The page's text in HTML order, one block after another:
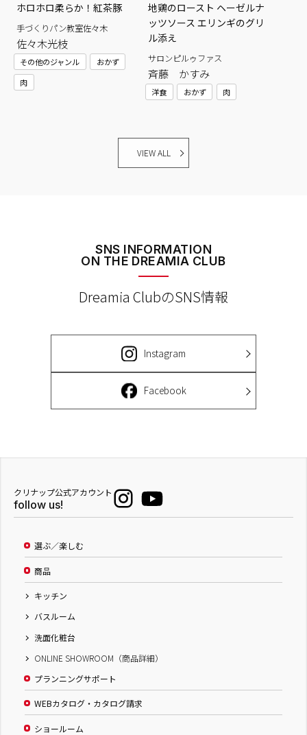
ホロホロ柔らか！紅茶豚
手づくりパン教室佐々木
佐々木光枝
その他のジャンル
おかず
肉
地鶏のロースト ヘーゼルナ
ッツソース エリンギのグリ
ル添え
サロンピルゥファス
斉藤 かすみ
洋食 おかず 肉
VIEW ALL
SNS INFORMATION
ON THE DREAMIA CLUB
Dreamia ClubのSNS情報
Instagram
Facebook
クリナップ公式アカウント
follow us!
選ぶ／楽しむ
商品
キッチン
バスルーム
洗面化粧台
ONLINE SHOWROOM（商品詳細）
プランニングサポート
WEBカタログ・カタログ請求
ショールーム